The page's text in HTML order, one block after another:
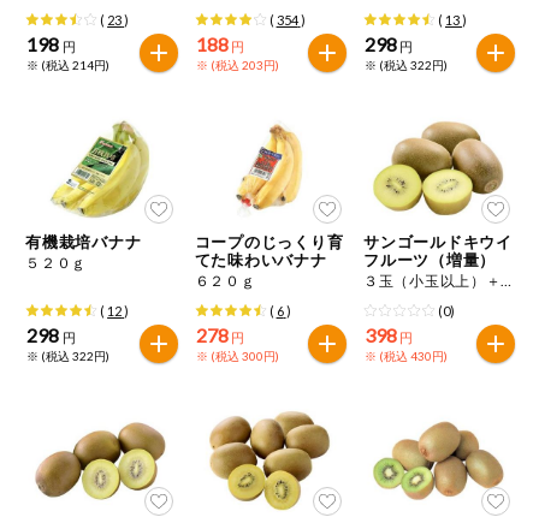
( 23)
198 円
※ (税込 214円)
( 354)
188 円
※ (税込 203円)
( 13)
298 円
※ (税込 322円)
有機栽培バナナ
５２０ｇ
( 12)
298 円
※ (税込 322円)
コープのじっくり育
てた味わいバナナ
６２０ｇ
( 6)
278 円
※ (税込 300円)
サンゴールドキウイ
フルーツ（増量）
３玉（小玉以上）＋１玉（３５０ｇ）
(0)
398 円
※ (税込 430円)